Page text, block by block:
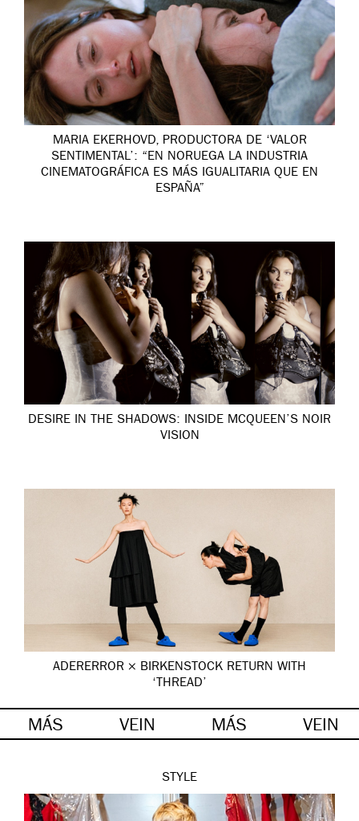
MARIA EKERHOVD, PRODUCTORA DE ‘VALOR
SENTIMENTAL’: “EN NORUEGA LA INDUSTRIA
CINEMATOGRÁFICA ES MÁS IGUALITARIA QUE EN
ESPAÑA”
DESIRE IN THE SHADOWS: INSIDE MCQUEEN’S NOIR
VISION
ADERERROR × BIRKENSTOCK RETURN WITH
‘THREAD’
MÁS VEIN MÁS VEIN
STYLE